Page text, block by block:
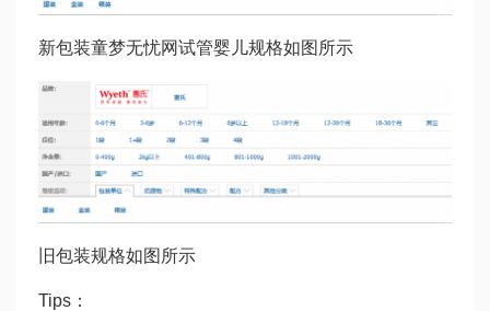
新包装童梦无忧网试管婴儿规格如图所示
旧包装规格如图所示
Tips：